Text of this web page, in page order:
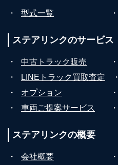
・ 型式一覧 ・
ステアリンクのサービス
・ 中古トラック販売 ・
・
LINEトラック買取査定 ・
・
オプション ・
・
車両ご提案サービス ・
ステアリンクの概要
・ 会社概要 ・